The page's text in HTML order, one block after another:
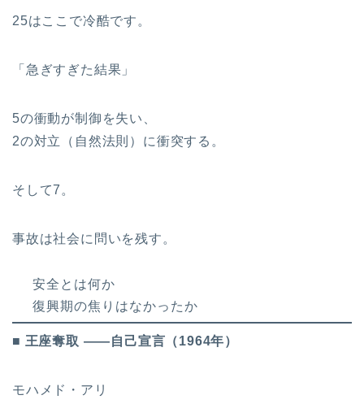
25はここで冷酷です。
「急ぎすぎた結果」
5の衝動が制御を失い、
2の対立（自然法則）に衝突する。
そして7。
事故は社会に問いを残す。
安全とは何か
復興期の焦りはなかったか
■ 王座奪取 ――自己宣言（1964年）
モハメド・アリ